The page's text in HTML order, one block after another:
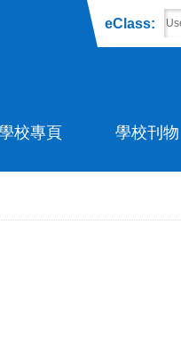
eClass:
校專頁 學校刊物